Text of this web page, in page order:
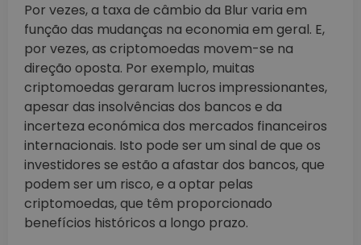
Por vezes, a taxa de câmbio da Blur varia em
função das mudanças na economia em geral. E,
por vezes, as criptomoedas movem-se na
direção oposta. Por exemplo, muitas
criptomoedas geraram lucros impressionantes,
apesar das insolvências dos bancos e da
incerteza económica dos mercados financeiros
internacionais. Isto pode ser um sinal de que os
investidores se estão a afastar dos bancos, que
podem ser um risco, e a optar pelas
criptomoedas, que têm proporcionado
benefícios históricos a longo prazo.